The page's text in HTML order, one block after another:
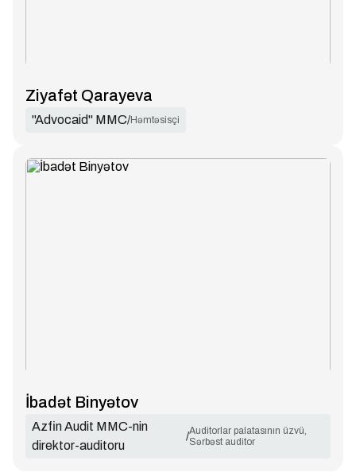
Ziyafət Qarayeva
''Advocaid'' MMC/Həmtəsisçi
İbadət Binyətov
Azfin Audit MMC-nin
direktor-auditoru
/Auditorlar palatasının üzvü,
Sərbəst auditor